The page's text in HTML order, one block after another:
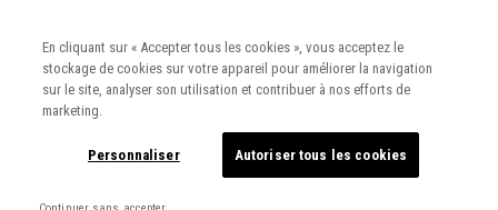
Pays : UNITED STATES
Français
En cliquant sur « Accepter tous les cookies », vous acceptez le
stockage de cookies sur votre appareil pour améliorer la navigation
sur le site, analyser son utilisation et contribuer à nos efforts de
marketing.
Personnaliser Autoriser tous les cookies